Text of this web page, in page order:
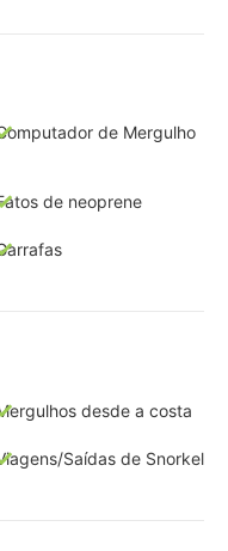
de Mergulho
de neoprene
desde a costa
Saídas de Snorkel